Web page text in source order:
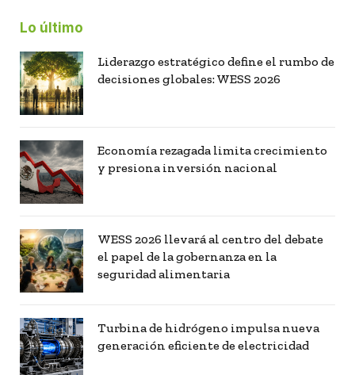
Lo último
Liderazgo estratégico define el rumbo de
decisiones globales: WESS 2026
Economía rezagada limita crecimiento
y presiona inversión nacional
WESS 2026 llevará al centro del debate
el papel de la gobernanza en la
seguridad alimentaria
Turbina de hidrógeno impulsa nueva
generación eficiente de electricidad